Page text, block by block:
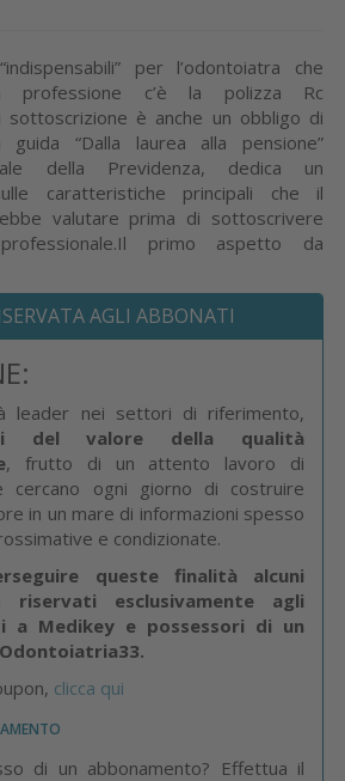
per l’odontoiatra che
professione c’è la polizza Rc
sottoscrizione è anche un obbligo di
guida “Dalla laurea alla pensione”
della Previdenza, dedica un
caratteristiche principali che il
valutare prima di sottoscrivere
primo aspetto da
AGLI ABBONATI
leader nei settori di riferimento,
del valore della qualità
, frutto di un attento lavoro di
cercano ogni giorno di costruire
in un mare di informazioni spesso
e condizionate.
queste finalità alcuni
riservati esclusivamente agli
a Medikey e possessori di un
clicca qui
di un abbonamento? Effettua il